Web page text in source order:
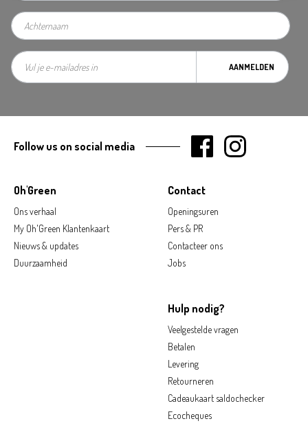
AANMELDEN
Oh'Green
Ons verhaal
My Oh'Green Klantenkaart
Nieuws & updates
Duurzaamheid
Contact
Openingsuren
Pers & PR
Contacteer ons
Jobs
Hulp nodig?
Veelgestelde vragen
Betalen
Levering
Retourneren
Cadeaukaart saldochecker
Ecocheques
Follow us on social media